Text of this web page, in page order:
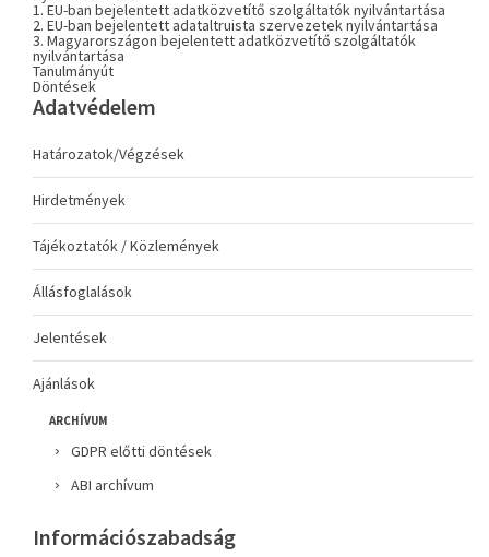
1. EU-ban bejelentett adatközvetítő szolgáltatók nyilvántartása
2. EU-ban bejelentett adataltruista szervezetek nyilvántartása
3. Magyarországon bejelentett adatközvetítő szolgáltatók
nyilvántartása
Tanulmányút
Döntések
Adatvédelem
Határozatok/Végzések
Hirdetmények
Tájékoztatók / Közlemények
Állásfoglalások
Jelentések
Ajánlások
ARCHÍVUM
GDPR előtti döntések
ABI archívum
Információszabadság